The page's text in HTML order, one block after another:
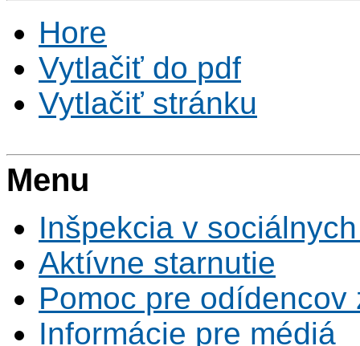
Hore
Vytlačiť do pdf
Vytlačiť stránku
Menu
Inšpekcia v
Aktívne starnutie
Pomoc pre odídencov
Informácie pre médiá